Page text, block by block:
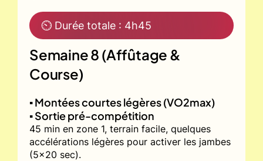
⏲ Durée totale : 4h45
Semaine 8 (Affûtage &
Course)
▪️ Montées courtes légères (VO2max)
▪️ Sortie pré-compétition
45 min en zone 1, terrain facile, quelques
accélérations légères pour activer les jambes
(5x20 sec).